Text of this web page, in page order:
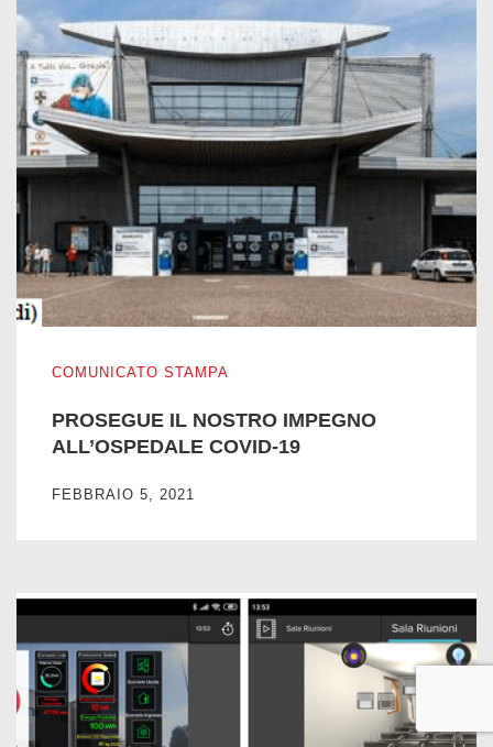
COMUNICATO STAMPA
PROSEGUE IL NOSTRO IMPEGNO
ALL’OSPEDALE COVID-19
FEBBRAIO 5, 2021